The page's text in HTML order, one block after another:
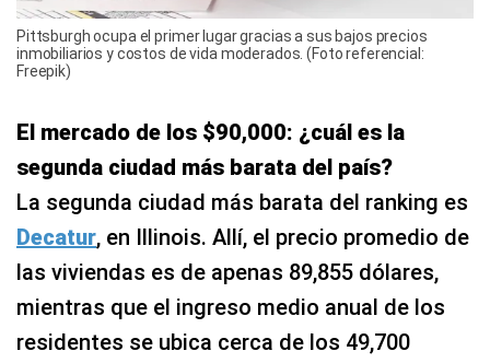
Pittsburgh ocupa el primer lugar gracias a sus bajos precios
inmobiliarios y costos de vida moderados. (Foto referencial:
Freepik)
El mercado de los $90,000: ¿cuál es la
segunda ciudad más barata del país?
La segunda ciudad más barata del ranking es
Decatur, en Illinois. Allí, el precio promedio de
las viviendas es de apenas 89,855 dólares,
mientras que el ingreso medio anual de los
residentes se ubica cerca de los 49,700